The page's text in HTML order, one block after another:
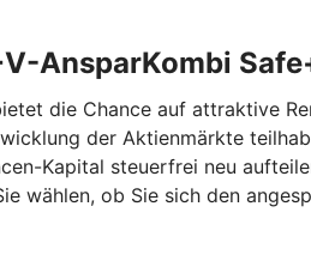
AnsparKombi
die Chance auf attraktive
der Aktienmärkte
Kapital steuerfrei neu
wählen, ob Sie sich den